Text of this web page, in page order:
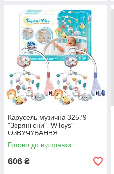
Карусель музична 32579
"Зоряні сни" "WToys"
ОЗВУЧУВАННЯ
УКРАЇНСЬКОЮ МОВОЮ,
колискові, регулювання
Готово до відправки
606 ₴